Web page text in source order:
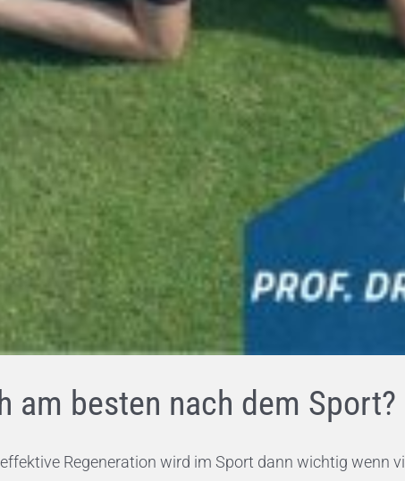
am besten nach dem Sport?
Regeneration wird im Sport dann wichtig wenn